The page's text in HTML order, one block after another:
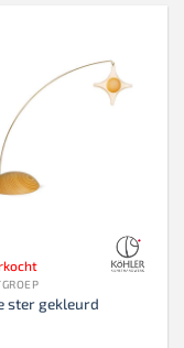
ster gekleurd